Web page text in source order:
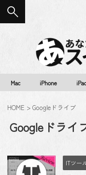
Mac iPhone
HOME > Googleドライブ
Googleドライ
ITツー